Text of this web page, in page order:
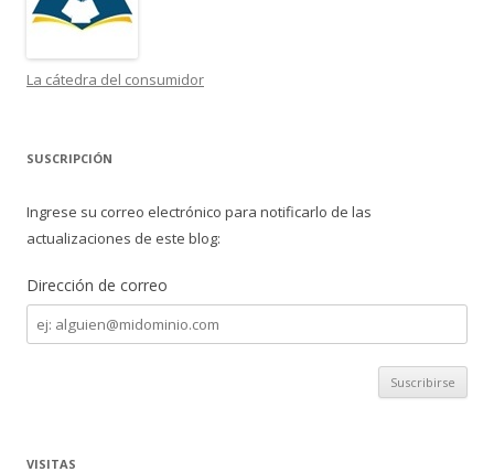
La cátedra del consumidor
SUSCRIPCIÓN
Ingrese su correo electrónico para notificarlo de las
actualizaciones de este blog:
Dirección de correo
Dirección
de
correo
VISITAS